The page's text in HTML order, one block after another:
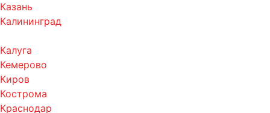
Казань
Калининград
Калуга
Кемерово
Киров
Кострома
Краснодар